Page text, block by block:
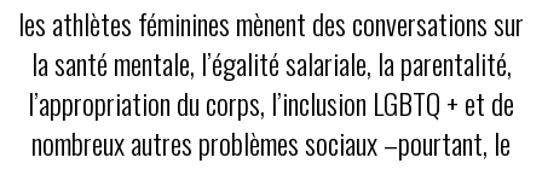
les athlètes féminines mènent des conversations sur
la santé mentale, l’égalité salariale, la parentalité,
l’appropriation du corps, l’inclusion LGBTQ + et de
nombreux autres problèmes sociaux –pourtant, le